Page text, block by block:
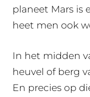
planeet Mars is
heet men ook
In het midden
heuvel of berg
En precies op